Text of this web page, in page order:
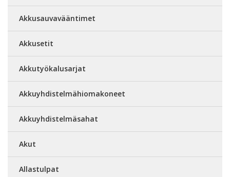
Akkusauvavääntimet
Akkusetit
Akkutyökalusarjat
Akkuyhdistelmähiomakoneet
Akkuyhdistelmäsahat
Akut
Allastulpat